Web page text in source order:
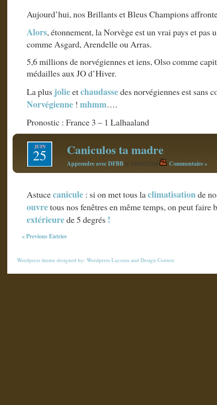
Aujourd’hui, nos Brillants et Bleus Champions
Alors, étonnement, la Norvège est un vrai pays et pas
comme Asgard, Arendelle ou Arras.
5,6 millions de norvégiennes et iens, Olso comme
médailles aux JO d’Hiver.
La plus jolieetchaudassedes norvégiennes est sans
Norvégienne ! mhmm….
Pronostic : France 3 – 1 Lalhaaland
JUIN
25 Caniculos ta madre
Apprendre avec DFBB le 25/06/2026| Commentaire »
Astucecanicule : si on met tous laclimatisationde
ouvretous nos fenêtres en même temps, on peut faire
extérieurede 5 degrés !
« Previous Entries
Wordpress theme designed by: Wordpress Layouts and Design Contest